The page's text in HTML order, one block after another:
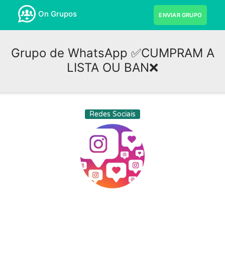
On Grupos ENVIAR GRUPO
Grupo de WhatsApp ✅CUMPRAM A
LISTA OU BAN❌
Redes Sociais